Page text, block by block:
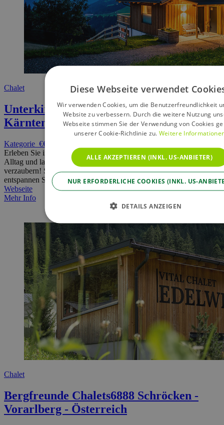
Chalet
Unterkircher Chalet9543 Arriach -
Kärnten - Österreich
Kategorie €€
Erleben Sie im Unterkircher Chalet eine bewusste Auszeit vom
Alltag und lassen Sie sich vom unvergesslichen Almchalet
verzaubern! Schlafen Sie unter freiem Himmel im fahrbaren Bett,
entspannen Sie in der Sauna und das in abgeschiedener Lage!
Webseite
Mehr Info
Chalet
Bergfreunde Chalets6888 Schröcken -
Vorarlberg - Österreich
Diese Webseite verwendet
Wir verwenden Cookies, um die Benutzerfreundlichkeit
Website zu verbessern. Durch die weitere Nutzung
Webseite stimmen Sie der Verwendung von Cookies
unserer Cookie-Richtlinie zu. Weitere
ALLE AKZEPTIEREN (INKL. US-ANBIETER)
NUR ERFORDERLICHE COOKIES (INKL. US-
DETAILS ANZEIGEN